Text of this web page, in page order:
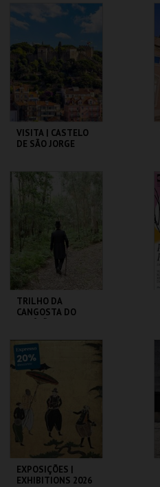
CASA DO CINEMA
DE COIMBRA
MAIS INFO
COMPRAR
VISITA | CASTELO
DE SÃO JORGE
CASTELO DE SÃO
JORGE
MAIS INFO
COMPRAR
TRILHO DA
CANGOSTA DO
LOJA DA CASA-
MUSEU CAMILO
MAIS INFO
COMPRAR
EXPOSIÇÕES |
EXHIBITIONS 2026